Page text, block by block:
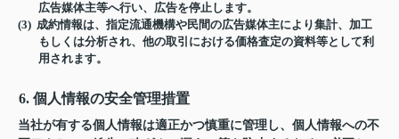
広告媒体主等へ行い、広告を停止します。
(3) 成約情報は、指定流通機構や民間の広告媒体主により集計、加工
もしくは分析され、他の取引における価格査定の資料等として利
用されます。
6. 個人情報の安全管理措置
当社が有する個人情報は適正かつ慎重に管理し、個人情報への不